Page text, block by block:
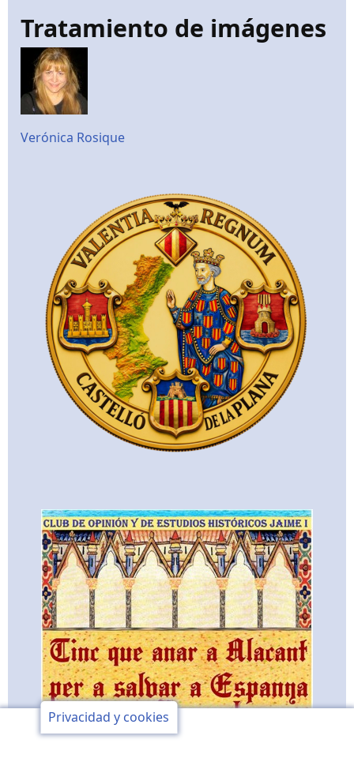
Tratamiento de imágenes
Verónica Rosique
Privacidad y cookies